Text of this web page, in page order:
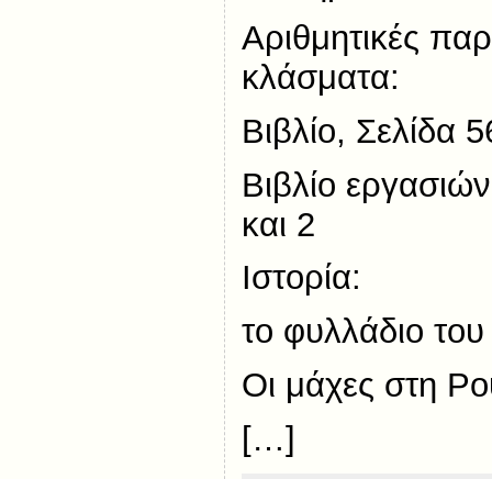
Αριθμητικές
κλάσματα:
Βιβλίο, Σελίδα
Βιβλίο
και 2
Ιστορία:
το φυλλάδιο
Οι μάχες στη
[…]